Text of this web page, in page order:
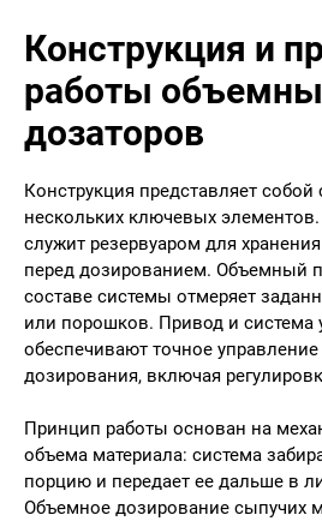
Конструкция и
работы
дозаторов
Конструкция представляет
нескольких ключевых
служит резервуаром для
перед дозированием. Объемный
составе системы отмеряет
или порошков. Привод и система
обеспечивают точное
дозирования, включая
Принцип работы основан на
объема материала: система
порцию и передает ее дальше в
Объемное дозирование сыпучих